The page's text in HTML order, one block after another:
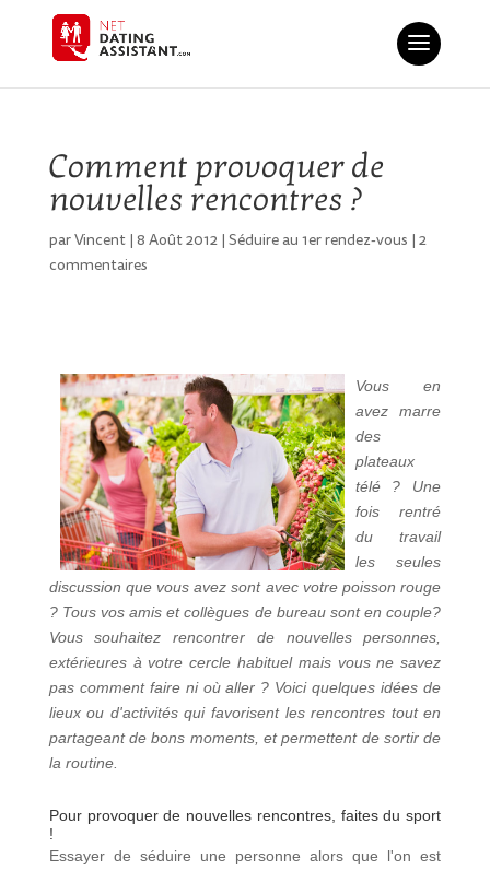
Comment provoquer de
nouvelles rencontres ?
parVincent| 8 Août 2012| Séduire au 1er rendez-vous | 2
commentaires
Vous en
avez marre
des
plateaux
télé ? Une
fois rentré
du travail
les seules
discussion que vous avez sont avec votre poisson rouge
? Tous vos amis et collègues de bureau sont en couple?
Vous souhaitez rencontrer de nouvelles personnes,
extérieures à votre cercle habituel mais vous ne savez
pas comment faire ni où aller ? Voici quelques idées de
lieux ou d'activités qui favorisent les rencontres tout en
partageant de bons moments, et permettent de sortir de
la routine.
Pour provoquer de nouvelles rencontres, faites du sport
!
Essayer de séduire une personne alors que l'on est